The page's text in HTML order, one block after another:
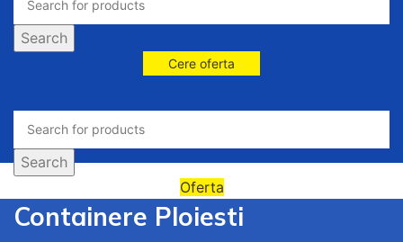
Search
Cere oferta
Search
Oferta
Containere Ploiesti